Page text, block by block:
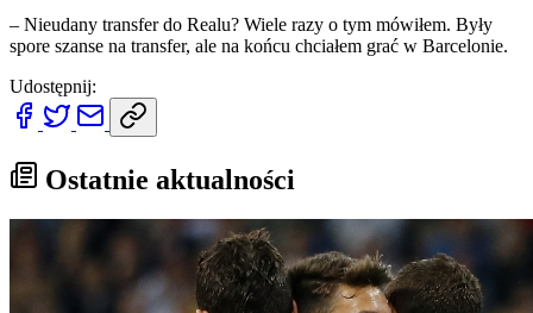
– Nieudany transfer do Realu? Wiele razy o tym mówiłem. Były
spore szanse na transfer, ale na końcu chciałem grać w Barcelonie.
Udostępnij:
Ostatnie aktualności